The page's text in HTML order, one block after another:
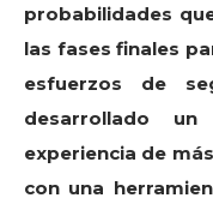
probabilidades
las fases finales
esfuerzos de
desarrollado
experiencia de
con una